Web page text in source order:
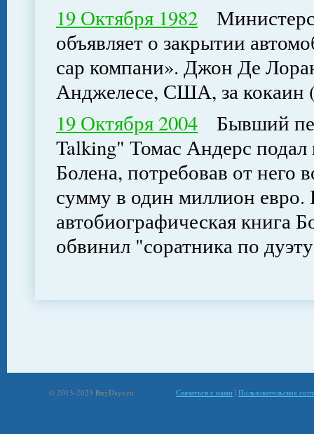
19 Октября 1982
объявляет о закрытии
сар компани». Джон Де
Анджелесе, США, за кокаин
19 Октября 2004 Бывший
Talking" Томас Андерс подал
Болена, потребовав от него
сумму в один миллион евро.
автобиографическая книга
обвинил "соратника по
© 2013-2023 BuyDays.ru Связаться с нами | Пользовательское